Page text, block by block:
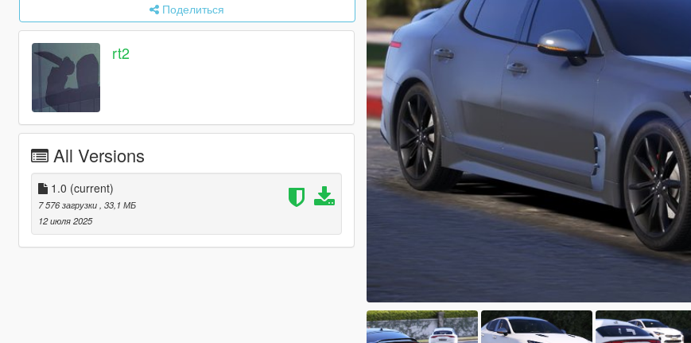
Поделиться
rt2
All Versions
1.0 (current)
7 576 загрузки , 33,1 МБ
12 июля 2025